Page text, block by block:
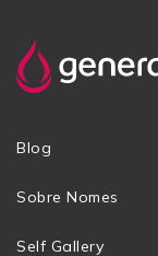
Blog
Sobre Nomes
Self Gallery